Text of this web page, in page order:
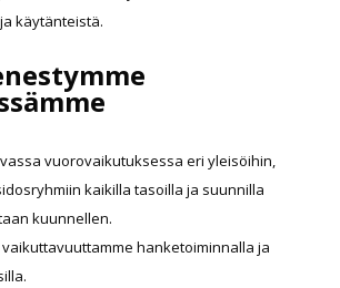
käytänteistä.
vuorovaikutuksessa eri yleisöihin,
kaikilla tasoilla ja suunnilla
kuunnellen.
hanketoiminnalla ja